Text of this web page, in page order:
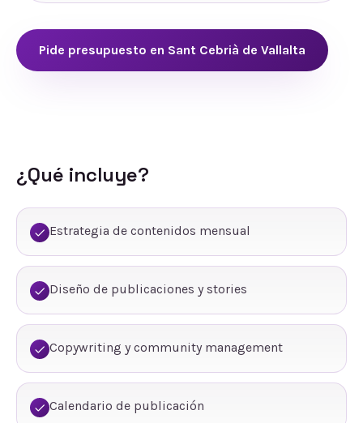
Pide presupuesto en Sant Cebrià de Vallalta
¿Qué incluye?
Estrategia de contenidos mensual
Diseño de publicaciones y stories
Copywriting y community management
Calendario de publicación